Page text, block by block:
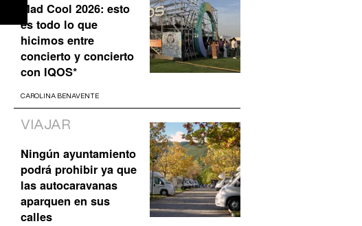
Mad Cool 2026: esto
es todo lo que
hicimos entre
concierto y concierto
con IQOS*
CAROLINA BENAVENTE
VIAJAR
Ningún ayuntamiento
podrá prohibir ya que
las autocaravanas
aparquen en sus
calles